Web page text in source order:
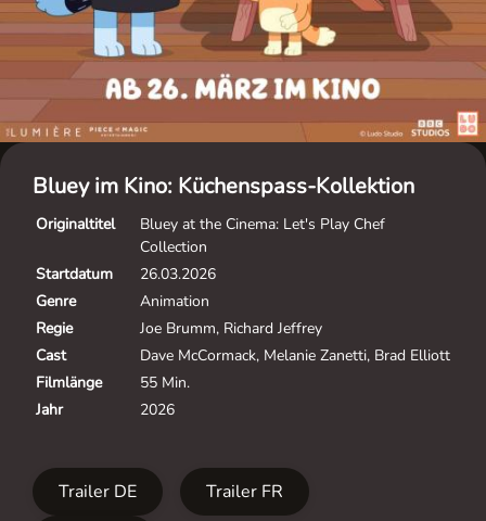
Bluey im Kino: Küchenspass-Kollektion
Originaltitel
Bluey at the Cinema: Let's Play Chef
Collection
Startdatum
26.03.2026
Genre
Animation
Regie
Joe Brumm, Richard Jeffrey
Cast
Dave McCormack, Melanie Zanetti, Brad Elliott
Filmlänge
55 Min.
Jahr
2026
Trailer DE
Trailer FR